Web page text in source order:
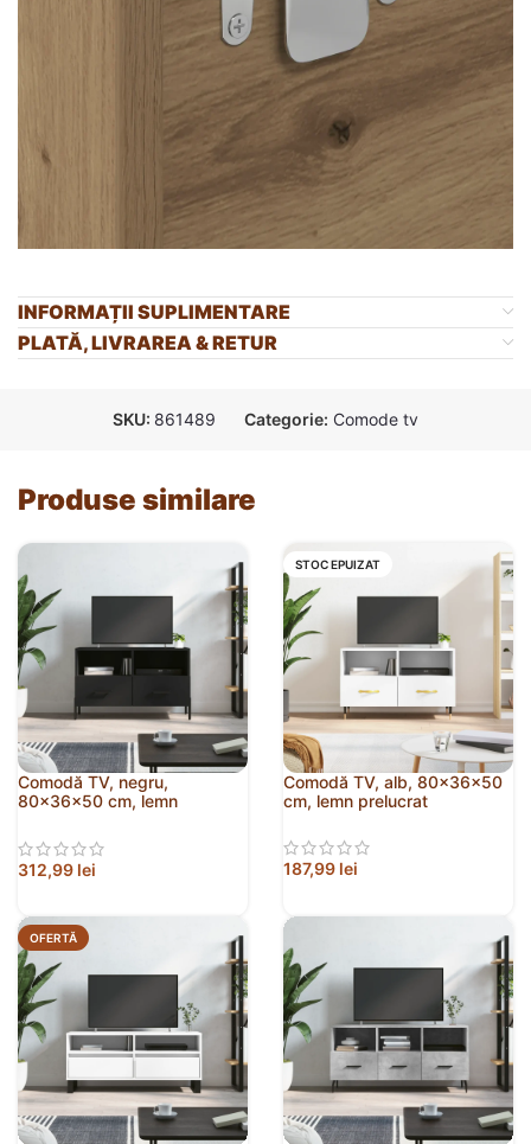
INFORMAȚII SUPLIMENTARE
PLATĂ, LIVRAREA & RETUR
SKU: 861489 Categorie: Comode tv
Produse similare
Comodă TV, negru,
80x36x50 cm, lemn
312,99 lei
STOC EPUIZAT
Comodă TV, alb, 80x36x50
cm, lemn prelucrat
187,99 lei
OFERTĂ